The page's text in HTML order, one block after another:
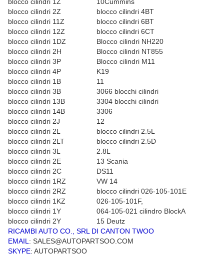
blocco cilindri 2Z
blocco cilindri 4BT
blocco cilindri 11Z
blocco cilindri 6BT
blocco cilindri 12Z
blocco cilindri 6CT
blocco cilindri 1DZ
Blocco cilindri NH220
blocco cilindri 2H
Blocco cilindri NT855
blocco cilindri 3P
Blocco cilindri M11
blocco cilindri 4P
K19
blocco cilindri 1B
11
blocco cilindri 3B
3066 blocchi cilindri
blocco cilindri 13B
3304 blocchi cilindri
blocco cilindri 14B
3306
blocco cilindri 2J
12
blocco cilindri 2L
blocco cilindri 2.5L
blocco cilindri 2LT
blocco cilindri 2.5D
blocco cilindri 3L
2.8L
blocco cilindri 2E
13 Scania
blocco cilindri 2C
DS11
blocco cilindri 1RZ
VW 14
blocco cilindri 2RZ
blocco cilindri 026-105-101E
blocco cilindri 1KZ
026-105-101F,
blocco cilindri 1Y
064-105-021 cilindro BlockA
blocco cilindri 2Y
15 Deutz
RICAMBI AUTO CO., SRL DI CANTON TWOO
EMAIL : SALES@AUTOPARTSOO.COM
SKYPE: AUTOPARTSOO